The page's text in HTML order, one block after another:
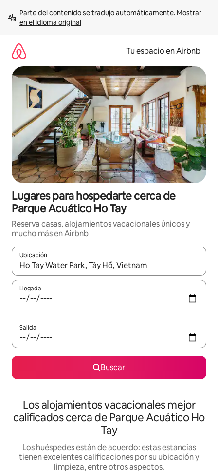
contenido
Parte del contenido se tradujo automáticamente. Mostrar
en el idioma original
Tu espacio en Airbnb
Lugares para hospedarte cerca de
Parque Acuático Ho Tay
Reserva casas, alojamientos vacacionales únicos y
mucho más en Airbnb
Ubicación
Cuando los resultados estén disponibles, podrás navegar
Llegada
Salida
Buscar
Los alojamientos vacacionales mejor
calificados cerca de Parque Acuático Ho
Tay
Los huéspedes están de acuerdo: estas estancias
tienen excelentes calificaciones por su ubicación y
limpieza, entre otros aspectos.